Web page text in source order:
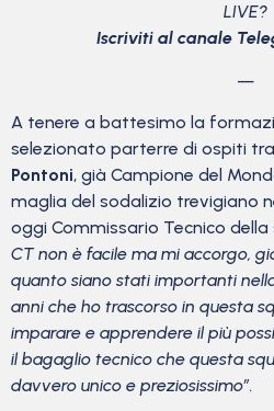
LIVE?
Iscriviti al canale
—
A tenere a battesimo la
selezionato parterre di ospiti
Pontoni, già Campione del
maglia del sodalizio trevigiano
oggi Commissario Tecnico della
CT non è facile ma mi accorgo,
quanto siano stati importanti
anni che ho trascorso in questa
imparare e apprendere il più
il bagaglio tecnico che questa
davvero unico e preziosissimo”.